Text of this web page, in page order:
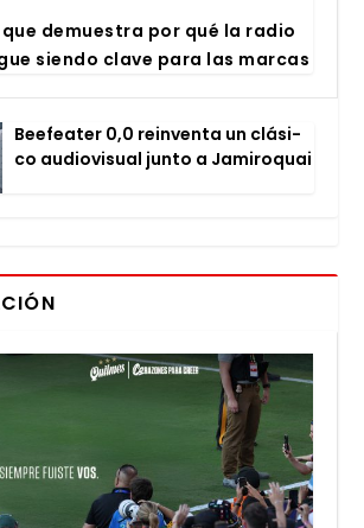
demues­tra por qué la radio
sien­do cla­ve para las mar­cas
Bee­fea­ter 0,0 rein­ven­ta un clá­si­
co audio­vi­sual jun­to a Jami­ro­quai